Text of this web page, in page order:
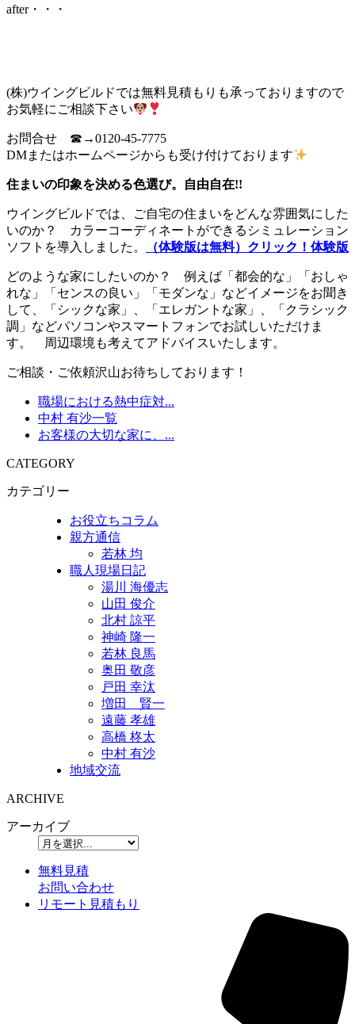
after・・・
(株)ウイングビルドでは無料見積もりも承っておりますので
お気軽にご相談下さい
お問合せ ☎→0120-45-7775
DMまたはホームページからも受け付けております
住まいの印象を決める色選び。自由自在!!
ウイングビルドでは、ご自宅の住まいをどんな雰囲気にした
いのか？ カラーコーディネートができるシミュレーション
ソフトを導入しました。
（体験版は無料）クリック！体験版
どのような家にしたいのか？ 例えば「都会的な」「おしゃ
れな」「センスの良い」「モダンな」などイメージをお聞き
して、「シックな家」、「エレガントな家」、「クラシック
調」などパソコンやスマートフォンでお試しいただけま
す。 周辺環境も考えてアドバイスいたします。
ご相談・ご依頼沢山お待ちしております！
職場における熱中症対...
中村 有沙一覧
お客様の大切な家に、...
CATEGORY
カテゴリー
お役立ちコラム
親方通信
若林 均
職人現場日記
湯川 海優志
山田 俊介
北村 諒平
神崎 隆一
若林 良馬
奥田 敬彦
戸田 幸汰
増田 賢一
遠藤 孝雄
高橋 柊太
中村 有沙
地域交流
ARCHIVE
アーカイブ
無料見積
お問い合わせ
リモート見積もり